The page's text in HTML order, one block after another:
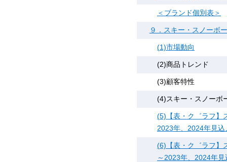
＜ブランド個別表＞
９．スキー・スノーボ
(1)市場動向
(2)商品トレンド
(3)顧客特性
(4)スキー・スノーボ
(5)【表・ク゛ラフ】
2023年、2024年見
(6)【表・ク゛ラフ】
～2023年、2024年